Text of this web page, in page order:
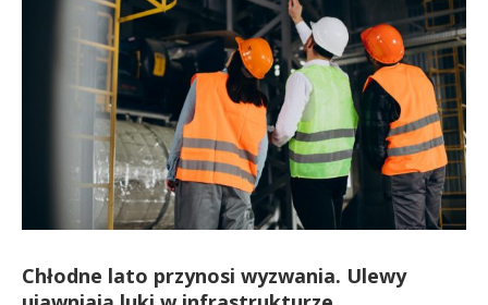
Chłodne lato przynosi wyzwania. Ulewy